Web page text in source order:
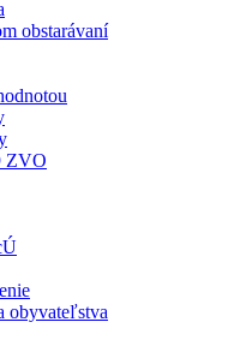
obstarávaní
ZVO
obyvateľstva